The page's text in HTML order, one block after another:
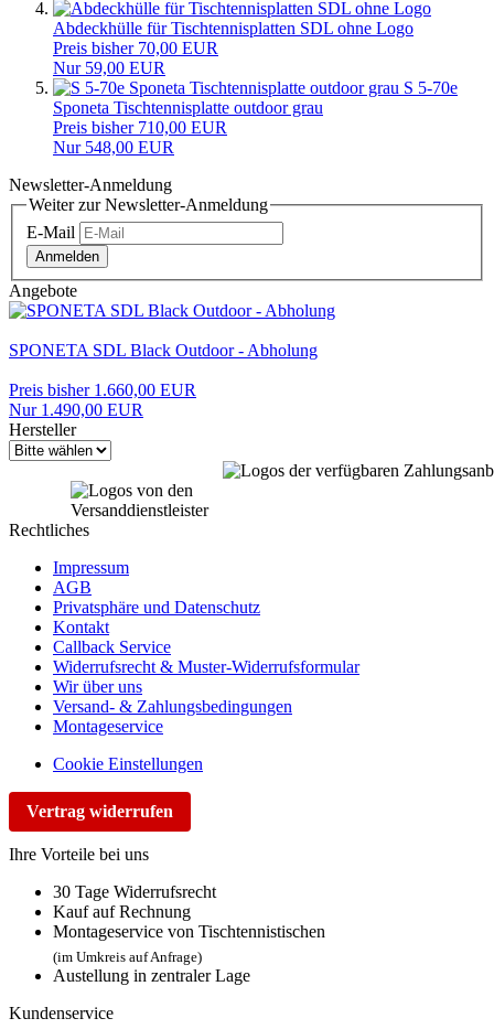
Abdeckhülle für Tischtennisplatten SDL ohne Logo
Preis bisher 70,00 EUR
Nur 59,00 EUR
S 5-70e
Sponeta Tischtennisplatte outdoor grau
Preis bisher 710,00 EUR
Nur 548,00 EUR
Newsletter-Anmeldung
Weiter zur Newsletter-Anmeldung
E-Mail
Anmelden
Angebote
SPONETA SDL Black Outdoor - Abholung
Preis bisher 1.660,00 EUR
Nur 1.490,00 EUR
Hersteller
Rechtliches
Impressum
AGB
Privatsphäre und Datenschutz
Kontakt
Callback Service
Widerrufsrecht & Muster-Widerrufsformular
Wir über uns
Versand- & Zahlungsbedingungen
Montageservice
Cookie Einstellungen
Vertrag widerrufen
Ihre Vorteile bei uns
30 Tage Widerrufsrecht
Kauf auf Rechnung
Montageservice von Tischtennistischen
(im Umkreis auf Anfrage)
Austellung in zentraler Lage
Kundenservice